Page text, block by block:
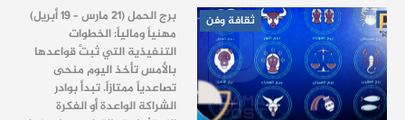
ثقافة وفن
برج الحمل (21 مارس – 19 أبريل)
مهنياً ومالياً: الخطوات
التنفيذية التي ثبتَّ قواعدها
بالأمس تأخذ اليوم منحى
تصاعدياً ممتازاً. تبدأ بوادر
الشراكة الواعدة أو الفكرة